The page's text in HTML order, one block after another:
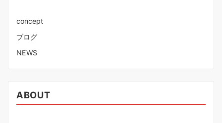
concept
ブログ
NEWS
ABOUT